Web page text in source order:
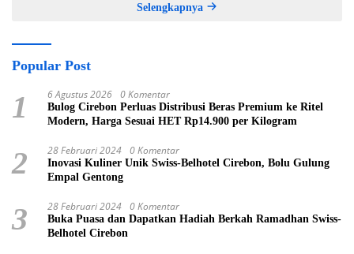
Selengkapnya
Popular Post
1 6 Agustus 2026 0 Komentar
Bulog Cirebon Perluas Distribusi Beras Premium ke Ritel
Modern, Harga Sesuai HET Rp14.900 per Kilogram
2 28 Februari 2024 0 Komentar
Inovasi Kuliner Unik Swiss-Belhotel Cirebon, Bolu Gulung
Empal Gentong
3 28 Februari 2024 0 Komentar
Buka Puasa dan Dapatkan Hadiah Berkah Ramadhan Swiss-
Belhotel Cirebon